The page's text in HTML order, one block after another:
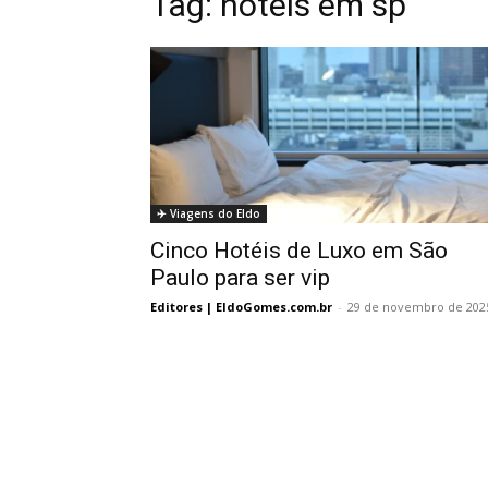
✈️ Viagens do Eldo
Cinco Hotéis de Luxo em São
Paulo para ser vip
Editores | EldoGomes.com.br - 29 de novembro de